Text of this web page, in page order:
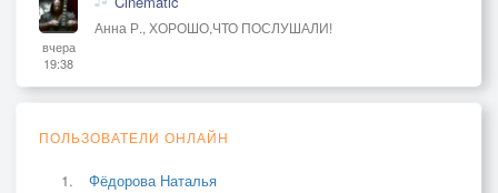
вчера
19:38
Анна Р., ХОРОШО,ЧТО ПОСЛУШАЛИ!
ПОЛЬЗОВАТЕЛИ ОНЛАЙН
Фёдорова Наталья